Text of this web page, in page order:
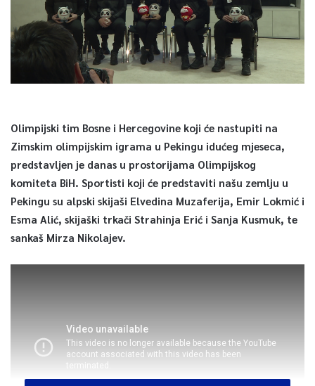
Olimpijski tim Bosne i Hercegovine koji će nastupiti na
Zimskim olimpijskim igrama u Pekingu idućeg mjeseca,
predstavljen je danas u prostorijama Olimpijskog
komiteta BiH. Sportisti koji će predstaviti našu zemlju u
Pekingu su alpski skijaši Elvedina Muzaferija, Emir Lokmić i
Esma Alić, skijaški trkači Strahinja Erić i Sanja Kusmuk, te
sankaš Mirza Nikolajev.